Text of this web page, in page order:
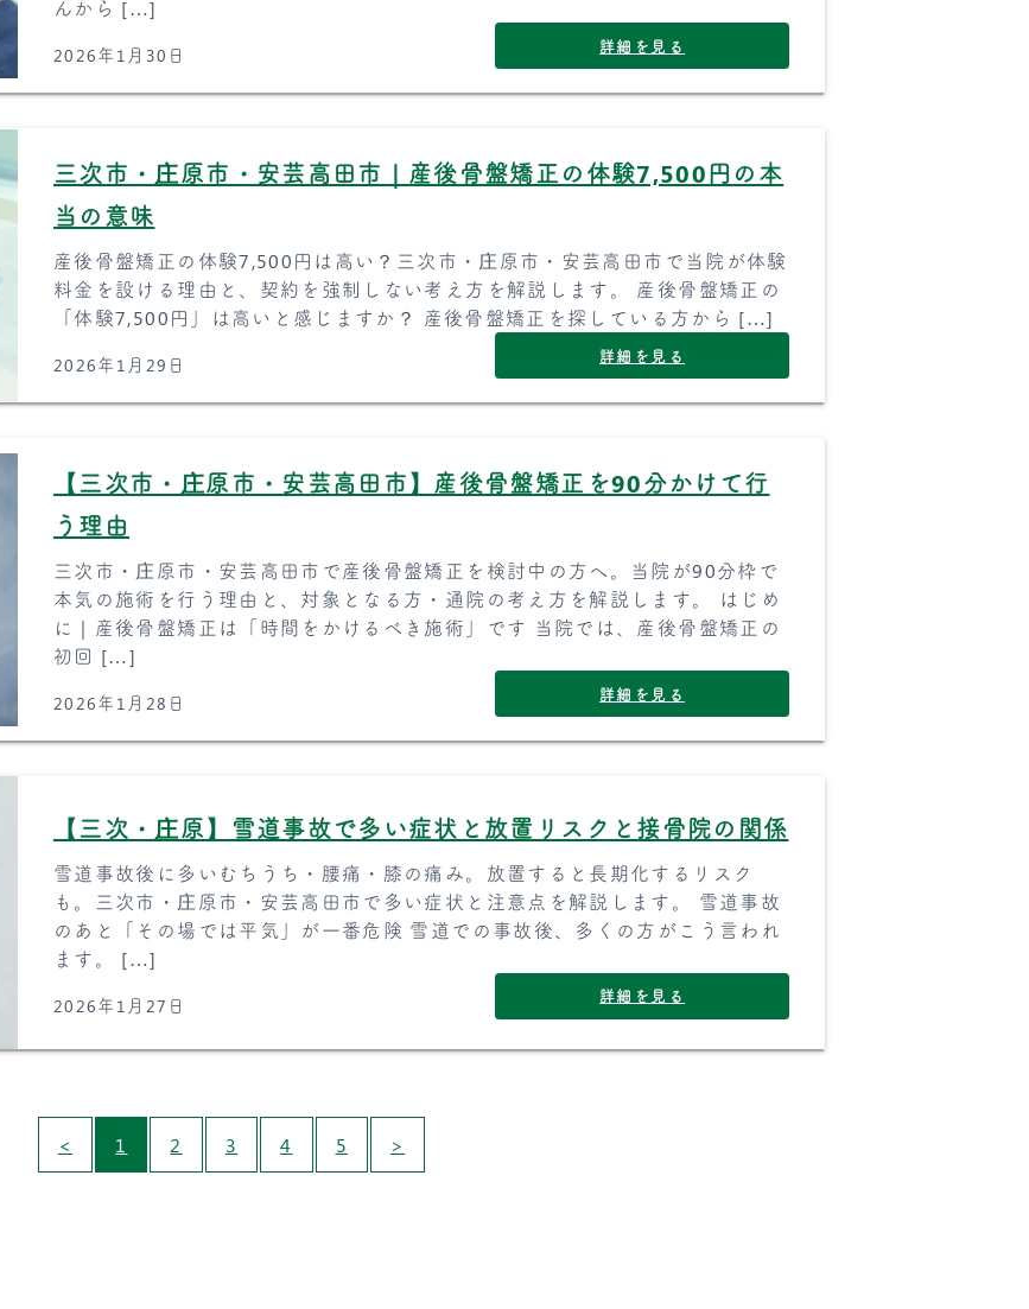
んから […]
2026年1月30日 詳細を見る
三次市・庄原市・安芸高田市｜産後骨盤矯正の体験7,500円の本
当の意味
産後骨盤矯正の体験7,500円は高い？三次市・庄原市・安芸高田市で当院が体験
料金を設ける理由と、契約を強制しない考え方を解説します。 産後骨盤矯正の
「体験7,500円」は高いと感じますか？ 産後骨盤矯正を探している方から […]
2026年1月29日 詳細を見る
【三次市・庄原市・安芸高田市】産後骨盤矯正を90分かけて行
う理由
三次市・庄原市・安芸高田市で産後骨盤矯正を検討中の方へ。当院が90分枠で
本気の施術を行う理由と、対象となる方・通院の考え方を解説します。 はじめ
に｜産後骨盤矯正は「時間をかけるべき施術」です 当院では、産後骨盤矯正の
初回 […]
2026年1月28日 詳細を見る
【三次・庄原】雪道事故で多い症状と放置リスクと接骨院の関係
雪道事故後に多いむちうち・腰痛・膝の痛み。放置すると長期化するリスク
も。三次市・庄原市・安芸高田市で多い症状と注意点を解説します。 雪道事故
のあと「その場では平気」が一番危険 雪道での事故後、多くの方がこう言われ
ます。 […]
2026年1月27日 詳細を見る
< 1 2 3 4 5 >